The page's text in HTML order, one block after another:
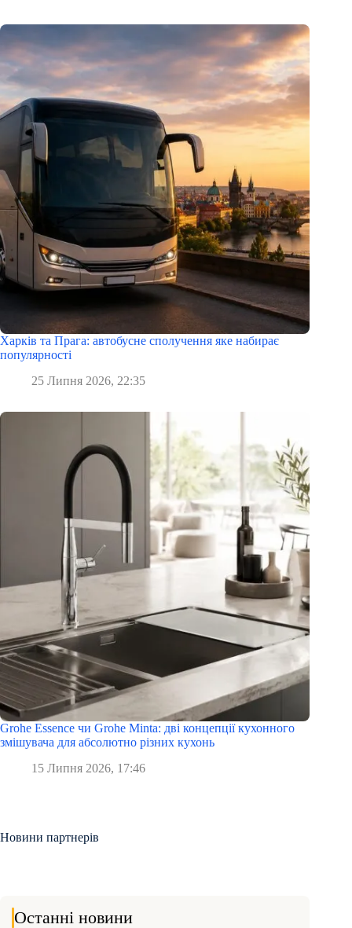
Харків та Прага: автобусне сполучення яке набирає
популярності
25 Липня 2026, 22:35
Grohe Essence чи Grohe Minta: дві концепції кухонного
змішувача для абсолютно різних кухонь
15 Липня 2026, 17:46
Новини партнерів
Останні новини